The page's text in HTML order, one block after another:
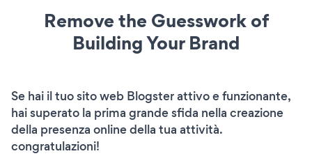
Remove the Guesswork of
Building Your Brand
Se hai il tuo sito web Blogster attivo e funzionante,
hai superato la prima grande sfida nella creazione
della presenza online della tua attività.
congratulazioni!